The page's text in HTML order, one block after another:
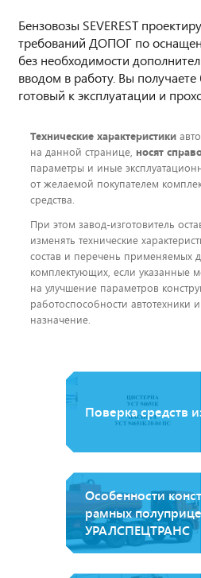
Бензовозы SEVEREST
требований ДОПОГ по
без необходимости
вводом в работу. Вы
готовый к эксплуатации и
Технические характеристики
на данной странице, носят
параметры и иные
от желаемой покупателем
средства.
При этом завод-изготовитель
изменять технические
состав и перечень применяемых
комплектующих, если указанные
на улучшение параметров
работоспособности автотехники
назначение.
Поверка средств
Особенности
рамных
УРАЛСПЕЦТРАНС